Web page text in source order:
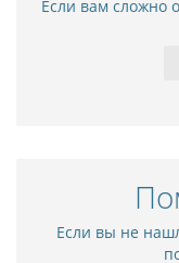
Если вам сложно
Если вы не